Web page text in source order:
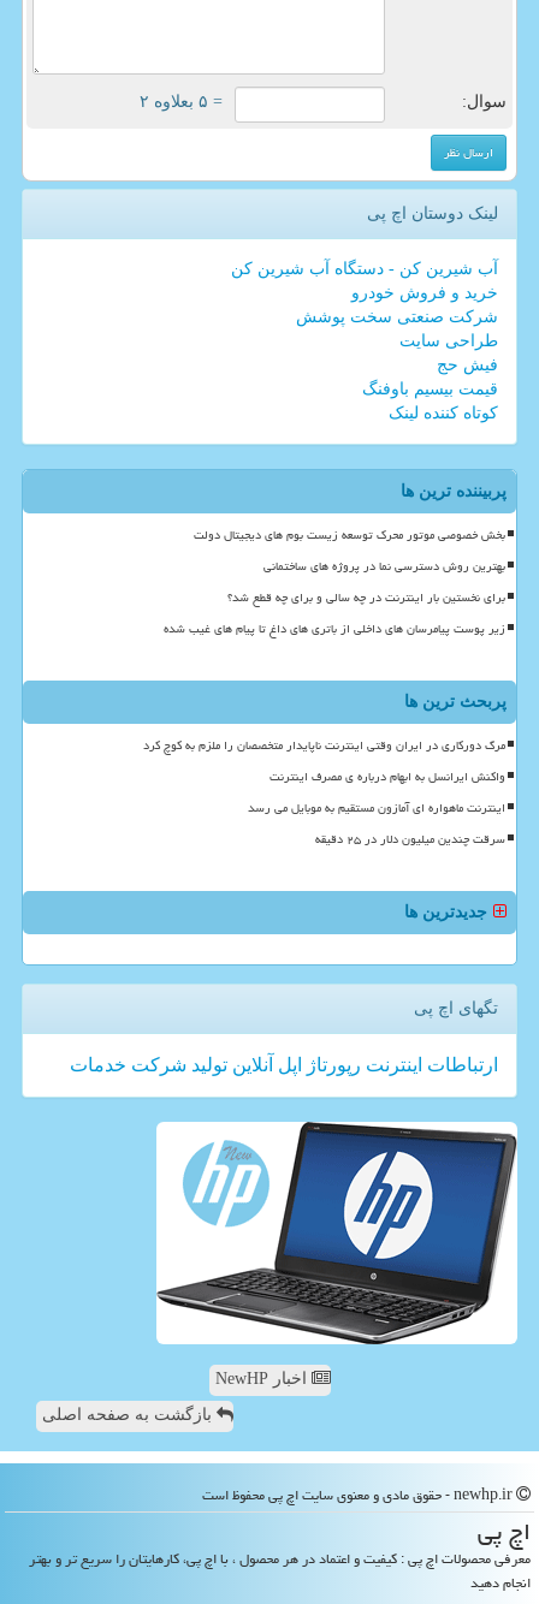
سوال: = ۵ بعلاوه ۲
لینک دوستان اچ پی
آب شیرین کن - دستگاه آب شیرین کن
خرید و فروش خودرو
شرکت صنعتی سخت پوشش
طراحی سایت
فیش حج
قیمت بیسیم باوفنگ
کوتاه کننده لینک
پربیننده ترین ها
بخش خصوصی موتور محرک توسعه زیست بوم های دیجیتال دولت
بهترین روش دسترسی نما در پروژه های ساختمانی
برای نخستین بار اینترنت در چه سالی و برای چه قطع شد؟
زیر پوست پیامرسان های داخلی از باتری های داغ تا پیام های غیب شده
پربحث ترین ها
مرگ دورکاری در ایران وقتی اینترنت ناپایدار متخصصان را ملزم به کوچ کرد
واکنش ایرانسل به ابهام درباره ی مصرف اینترنت
اینترنت ماهواره ای آمازون مستقیم به موبایل می رسد
سرقت چندین میلیون دلار در ۲۵ دقیقه
جدیدترین ها
تگهای اچ پی
ارتباطات اینترنت رپورتاژ اپل آنلاین تولید شركت خدمات
اخبار NewHP
بازگشت به صفحه اصلی
اچ پی
معرفی محصولات اچ پی : کیفیت و اعتماد در هر محصول ، با اچ پی، کارهایتان را سریع تر و بهتر
انجام دهید